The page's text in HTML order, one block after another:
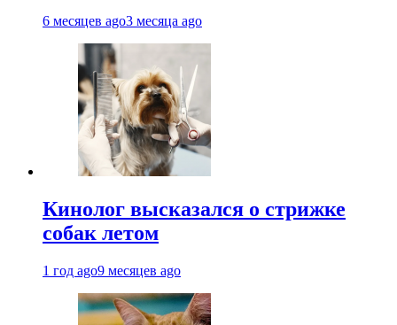
6 месяцев ago3 месяца ago
Кинолог высказался о стрижке
собак летом
1 год ago9 месяцев ago